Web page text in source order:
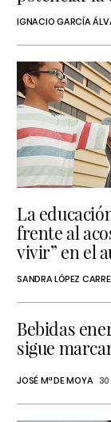
IGNACIO GARCÍA
La
frente al
vivir” en el
SANDRA LÓPEZ
Bebidas
sigue
JOSÉ Mª DE MOYA